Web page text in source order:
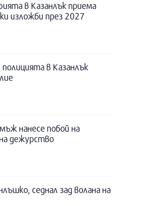
в Казанлък приема
изложби през 2027
в Казанлък
нанесе побой на
дежурство
седнал зад волана на